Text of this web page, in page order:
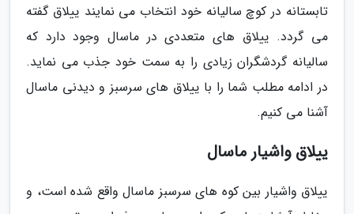
تابستانه در کوچ سالیانه خود انتخاب می نمایند ییلاق گفته
می گردد. ییلاق های متعددی در ماسال وجود دارد که
سالیانه گردشگران زیادی را به سمت خود جذب می نماید.
در ادامه مطلب شما را با ییلاق های سرسبز و دیدنی ماسال
آشنا می کنیم.
ییلاق واشیار ماسال
ییلاق واشیار بین کوه های سرسبز ماسال واقع شده است، و